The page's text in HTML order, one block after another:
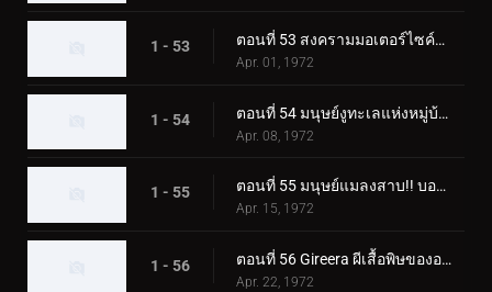
1 - 53 ตอนที่ 53 สงครามมอเตอร์ไซค์พร้อมตายของ Monster Jaguarman
Apr. 01, 1972
1 - 54 ตอนที่ 54 มนุษย์งูทะเลแห่งหมู่บ้านผี
Apr. 08, 1972
1 - 55 ตอนที่ 55 มนุษย์แมลงสาบ!! บอลลูนโฆษณาแบคทีเรียที่น่าสะพรึงกลัว
Apr. 15, 1972
1 - 56 ตอนที่ 56 Gireera ผีเสื้อพิษของอเมซอน
Apr. 22, 1972